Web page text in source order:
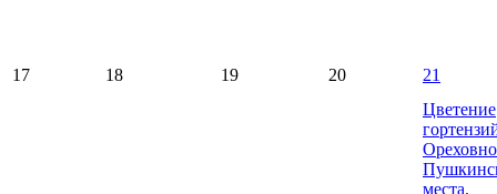
17 18 19 20
21
Цветение
места.